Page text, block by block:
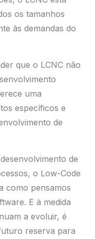
os tamanhos
às demandas do
que o LCNC não
uma
específicos e
de
de
o Low-Code
como pensamos
E à medida
a evoluir, é
reserva para